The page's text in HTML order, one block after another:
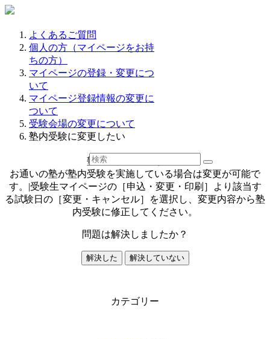
よくあるご質問
個人の方（マイページをお持
ちの方）
マイページの登録・変更につ
いて
マイページ登録情報の変更に
ついて
受験会場の変更について
塾内受験に変更したい
塾内受験に変更したい
お通いの塾が塾内受験を実施している場合は変更が可能で
す。|受験生マイページの［申込・変更・印刷］より該当す
る試験日の［変更・キャンセル］を選択し、変更内容から塾
内受験に修正してください。
問題は解決しましたか？
解決した 解決していない
カテゴリー